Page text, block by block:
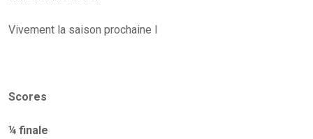
Vivement la saison prochaine l
Scores
¼ finale